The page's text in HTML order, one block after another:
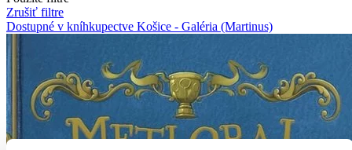
Zrušiť filtre
Dostupné v kníhkupectve Košice - Galéria (Martinus)